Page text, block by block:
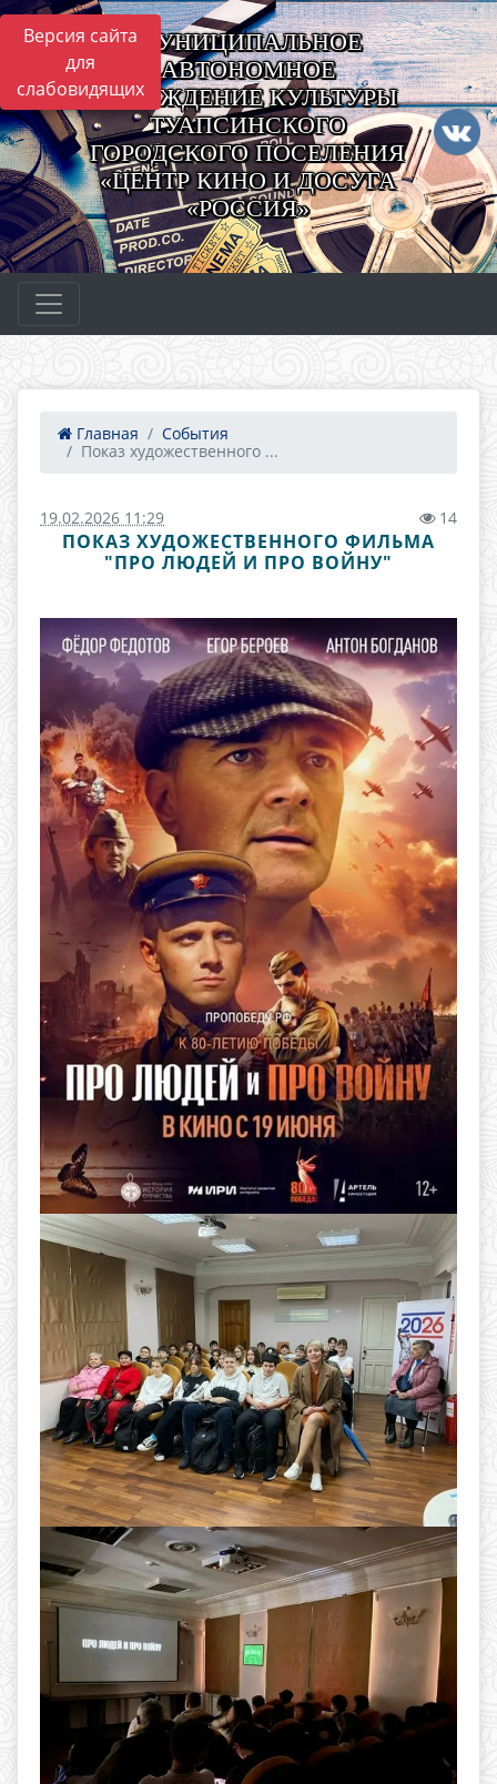
Версия сайта
для
слабовидящих
МУНИЦИПАЛЬНОЕ
АВТОНОМНОЕ
УЧРЕЖДЕНИЕ КУЛЬТУРЫ
ТУАПСИНСКОГО
ГОРОДСКОГО ПОСЕЛЕНИЯ
«ЦЕНТР КИНО И ДОСУГА
«РОССИЯ»
Главная
События
Показ художественного ...
19.02.2026 11:29 14
ПОКАЗ ХУДОЖЕСТВЕННОГО ФИЛЬМА
"ПРО ЛЮДЕЙ И ПРО ВОЙНУ"